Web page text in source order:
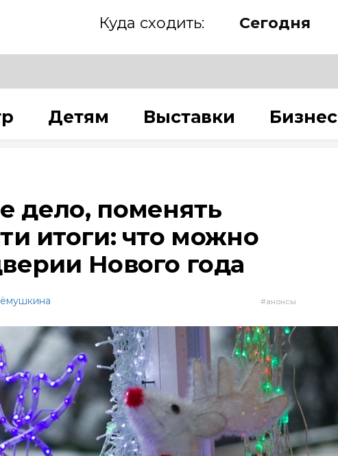
Куда сходить: Сегодня
Детям Выставки Бизнес
дело, поменять
итоги: что можно
Нового года
анонсы